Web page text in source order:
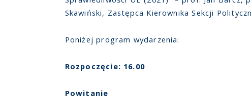
Skawiński, Zastępca Kierownika Sekcji
Poniżej program wydarzenia:
Rozpoczęcie: 16.00
Powitanie